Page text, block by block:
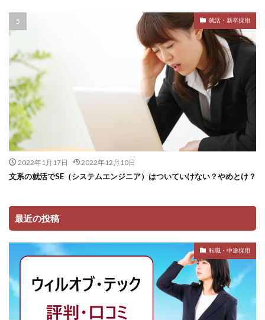
就活・新卒採用
2022年1月17日 2022年12月10日
文系の就活でSE（システムエンジニア）はついていけない？やめとけ？
最近の投稿
転職・中途採用